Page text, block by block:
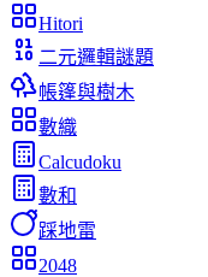
Hitori
二元邏輯謎題
帳篷與樹木
數織
Calcudoku
數和
踩地雷
2048